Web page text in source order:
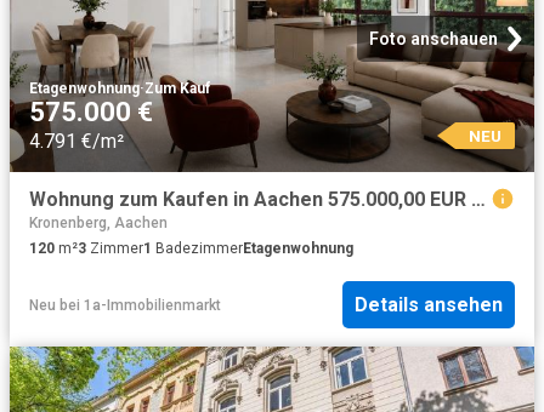
Foto anschauen
Etagenwohnung·Zum Kauf
575.000 €
4.791 €/m² NEU
Wohnung zum Kaufen in Aachen 575.000,00 EUR 120.72 m²
Kronenberg, Aachen
120 m²3 Zimmer1 BadezimmerEtagenwohnung
Neu bei 1a-Immobilienmarkt Details ansehen